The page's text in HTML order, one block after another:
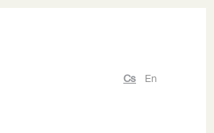
Cs En